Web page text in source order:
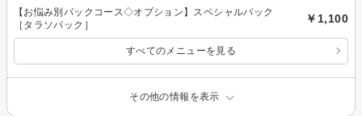
【お悩み別パックコース◇オプション】スペシャルパック
［タラソパック］
￥1,100
すべてのメニューを見る
その他の情報を表示